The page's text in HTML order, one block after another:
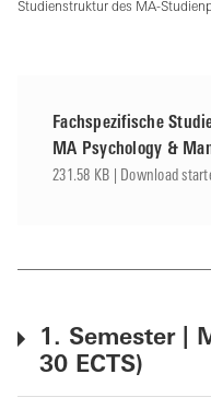
Studienstruktur des MA-
Fachspezifische
MA Psychology &
231.58 KB | Download
1. Semester |
30 ECTS)